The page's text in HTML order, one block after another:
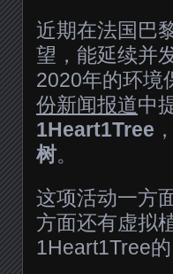
近期在法国巴
望，能延续并
2020年的环境
份新闻报道中
1Heart1Tree
树。
这项活动一方
方面还有虚拟
1Heart1Tree的